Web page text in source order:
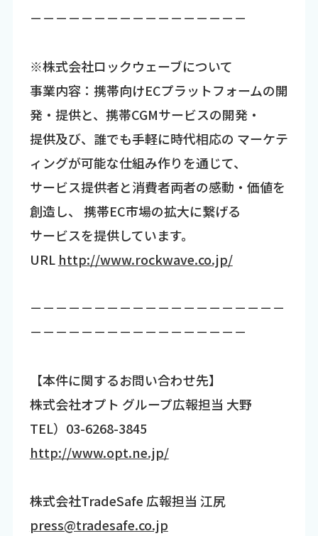
－－－－－－－－－－－－－－－－－
※株式会社ロックウェーブについて
事業内容：携帯向けECプラットフォームの開
発・提供と、携帯CGMサービスの開発・
提供及び、誰でも手軽に時代相応の マーケテ
ィングが可能な仕組み作りを通じて、
サービス提供者と消費者両者の感動・価値を
創造し、 携帯EC市場の拡大に繋げる
サービスを提供しています。
URL http://www.rockwave.co.jp/
－－－－－－－－－－－－－－－－－－－－
－－－－－－－－－－－－－－－－－
【本件に関するお問い合わせ先】
株式会社オプト グループ広報担当 大野
TEL）03-6268-3845
http://www.opt.ne.jp/
株式会社TradeSafe 広報担当 江尻
press@tradesafe.co.jp